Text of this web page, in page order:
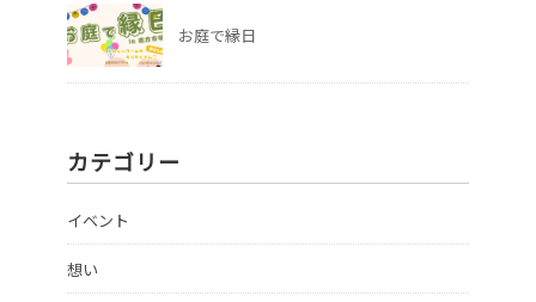
お庭で縁日
カテゴリー
イベント
想い